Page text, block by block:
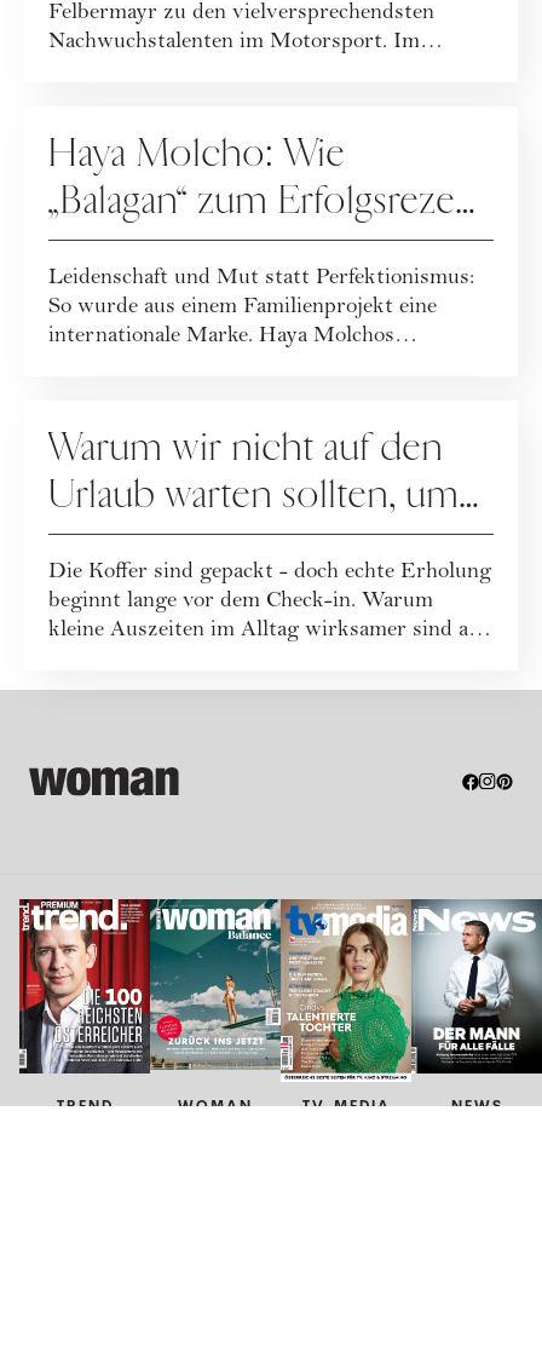
Felbermayr zu den vielversprechendsten
Nachwuchstalenten im Motorsport. Im
Haya Molcho: Wie
„Balagan“ zum Erfolgsrezept
wurde
Leidenschaft und Mut statt Perfektionismus:
So wurde aus einem Familienprojekt eine
internationale Marke. Haya Molchos
Warum wir nicht auf den
Urlaub warten sollten, um
uns zu erholen
Die Koffer sind gepackt - doch echte Erholung
beginnt lange vor dem Check-in. Warum
kleine Auszeiten im Alltag wirksamer sind als
TREND WOMAN TV-MEDIA NEWS